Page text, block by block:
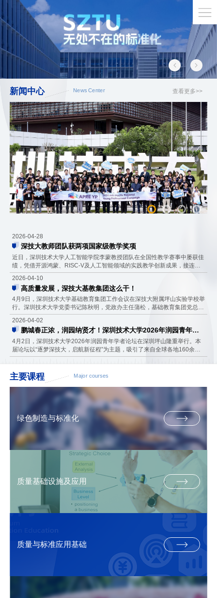
新闻中心 News Center 查看更多>>
2026-04-28
深技大教师团队获两项国家级教学奖项
近日，深圳技术大学人工智能学院李蒙教授团队在全国性教学赛事中屡获佳
绩，凭借开源鸿蒙、RISC-V及人工智能领域的实践教学创新成果，接连斩
获两项国家级教学荣誉，展现了学校在新工科人才培养、产教融合与实践教
学改革方面的扎实成效。在2026年第十届华为ICT大赛中国总决赛教学赛
中，李蒙老师带领FFH团队（李菊、王培正）凭借《开源鸿蒙多梯队育人体
系构建与实践》项目，从全国500余项参赛作品中脱颖而出，荣获全国二等
奖。该赛...
2026-04-10
高质量发展，深技大基教集团这么干！
4月9日，深圳技术大学基础教育集团工作会议在深技大附属坪山实验学校举
行。深圳技术大学党委书记陈秋明，党政办主任蒲松，基础教育集团党总支
书记、工会副主席罗英，深技大特聘教授邵爱国，以及各成员校负责人出
席，共商集团发展大计。 会上，邵爱国汇报集团整体发展情况。基础教育
集团成立以来，获评“深圳市优质基础教育集团”，党建工作成效显著，科技
创新培养体系逐步搭建，常态化教研机制加速形成。下一步，集团将重点开
展...
2026-04-02
鹏城春正浓，润园纳贤才！深圳技术大学2026年润园青年学者论坛启幕
4月2日，深圳技术大学2026年润园青年学者论坛在深圳坪山隆重举行。本
届论坛以“逐梦深技大，启航新征程”为主题，吸引了来自全球各地160余名
优秀青年学者共赴鹏城之约、汇聚坪山热土，携手展望高水平应用研究型大
学发展的新未来。深圳技术大学校长傅继阳、各学院院长及相关部门负责人
出席活动，与青年才俊们共话发展。论坛由深圳技术大学副校长明仲主持。
一所新大学的“时代之约”：与产业同频，与未来同行论坛伊始，深圳技术...
主要课程 Major courses
绿色制造与标准化
质量基础设施及应用
质量与标准应用基础